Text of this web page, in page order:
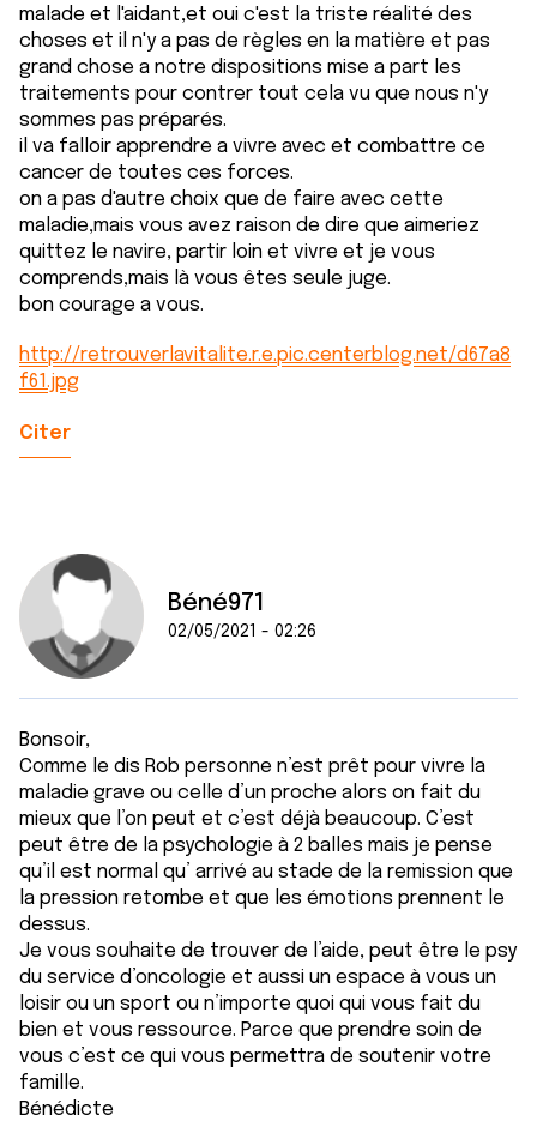
malade et l'aidant,et oui c'est la triste réalité des
choses et il n'y a pas de règles en la matière et pas
grand chose a notre dispositions mise a part les
traitements pour contrer tout cela vu que nous n'y
sommes pas préparés.
il va falloir apprendre a vivre avec et combattre ce
cancer de toutes ces forces.
on a pas d'autre choix que de faire avec cette
maladie,mais vous avez raison de dire que aimeriez
quittez le navire, partir loin et vivre et je vous
comprends,mais là vous êtes seule juge.
bon courage a vous.
http://retrouverlavitalite.r.e.pic.centerblog.net/d67a8
f61.jpg
Citer
Béné971
02/05/2021 - 02:26
Bonsoir,
Comme le dis Rob personne n’est prêt pour vivre la
maladie grave ou celle d’un proche alors on fait du
mieux que l’on peut et c’est déjà beaucoup. C’est
peut être de la psychologie à 2 balles mais je pense
qu’il est normal qu’ arrivé au stade de la remission que
la pression retombe et que les émotions prennent le
dessus.
Je vous souhaite de trouver de l’aide, peut être le psy
du service d’oncologie et aussi un espace à vous un
loisir ou un sport ou n’importe quoi qui vous fait du
bien et vous ressource. Parce que prendre soin de
vous c’est ce qui vous permettra de soutenir votre
famille.
Bénédicte